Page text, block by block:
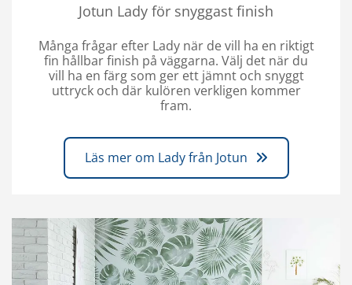
Jotun Lady för snyggast finish
Många frågar efter Lady när de vill ha en riktigt
fin hållbar finish på väggarna. Välj det när du
vill ha en färg som ger ett jämnt och snyggt
uttryck och där kulören verkligen kommer
fram.
Läs mer om Lady från Jotun